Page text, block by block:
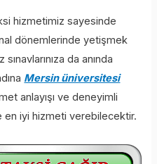
hizmetimiz sayesinde
dönemlerinde yetişmek
da anında
Mersin üniversitesi
anlayışı ve deneyimli
en iyi hizmeti verebilecektir.